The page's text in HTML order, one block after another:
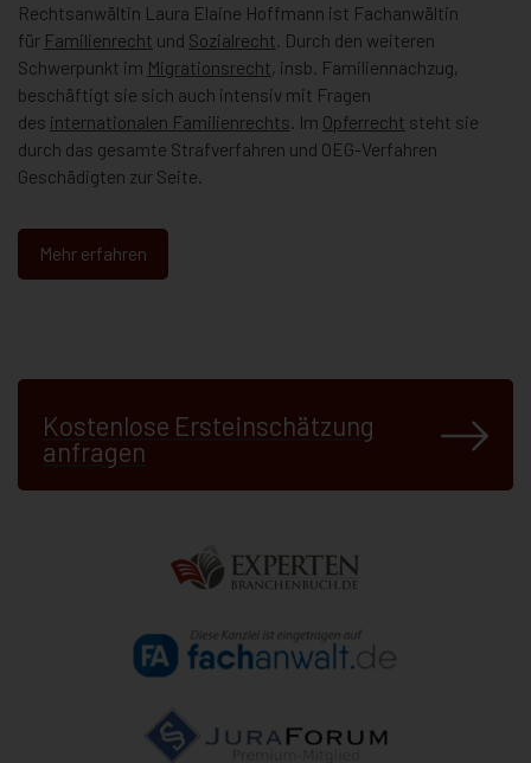
Rechtsanwältin Laura Elaine Hoffmann ist Fachanwältin
für Familienrecht und Sozialrecht. Durch den weiteren
Schwerpunkt im Migrationsrecht , insb. Familiennachzug,
beschäftigt sie sich auch intensiv mit Fragen
des internationalen Familienrechts. Im Opferrecht steht sie
durch das gesamte Strafverfahren und OEG-Verfahren
Geschädigten zur Seite.
Mehr erfahren
Kostenlose Ersteinschätzung
anfragen